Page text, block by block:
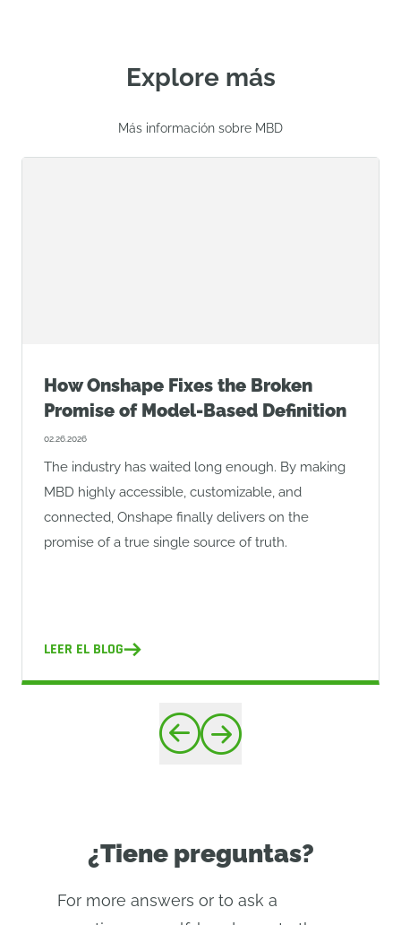
Explore más
Más información sobre MBD
How Onshape Fixes the Broken
Promise of Model-Based Definition
02.26.2026
The industry has waited long enough. By making
MBD highly accessible, customizable, and
connected, Onshape finally delivers on the
promise of a true single source of truth.
LEER EL BLOG
¿Tiene preguntas?
For more answers or to ask a